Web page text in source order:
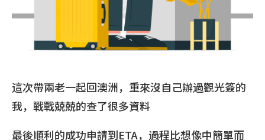
這次帶兩老一起回澳洲，重來沒自己辦過觀光簽的
我，戰戰兢兢的查了很多資料
最後順利的成功申請到ETA，過程比想像中簡單而